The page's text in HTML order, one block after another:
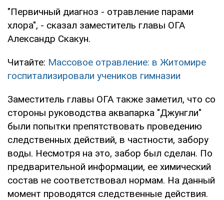
"Первичный диагноз - отравление парами
хлора", - сказал заместитель главы ОГА
Александр Скакун.
Читайте: Массовое отравление: в Житомире
госпитализировали учеников гимназии
Заместитель главы ОГА также заметил, что со
стороны руководства аквапарка "Джунгли"
были попытки препятствовать проведению
следственных действий, в частности, забору
воды. Несмотря на это, забор был сделан. По
предварительной информации, ее химический
состав не соответствовал нормам. На данный
момент проводятся следственные действия.